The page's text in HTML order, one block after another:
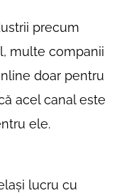
precum
multe companii
doar pentru
acel canal este
ele.
lucru cu